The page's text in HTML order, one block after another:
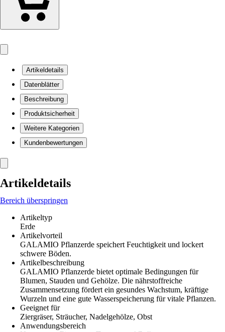
Artikeldetails
Datenblätter
Beschreibung
Produktsicherheit
Weitere Kategorien
Kundenbewertungen
Artikeldetails
Bereich überspringen
Artikeltyp
Erde
Artikelvorteil
GALAMIO Pflanzerde speichert Feuchtigkeit und lockert
schwere Böden.
Artikelbeschreibung
GALAMIO Pflanzerde bietet optimale Bedingungen für
Blumen, Stauden und Gehölze. Die nährstoffreiche
Zusammensetzung fördert ein gesundes Wachstum, kräftige
Wurzeln und eine gute Wasserspeicherung für vitale Pflanzen.
Geeignet für
Ziergräser, Sträucher, Nadelgehölze, Obst
Anwendungsbereich